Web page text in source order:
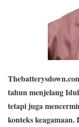
tahun menjelang
tetapi juga
konteks